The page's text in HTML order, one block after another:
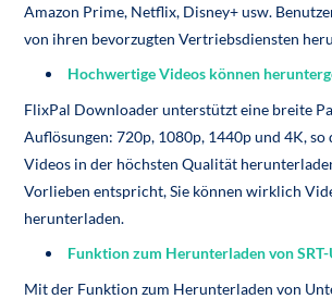
Amazon Prime, Netflix, Disney+ usw.
von ihren bevorzugten Vertriebsdiensten
Hochwertige Videos können
FlixPal Downloader unterstützt eine breite
Auflösungen: 720p, 1080p, 1440p und 4K, so
Videos in der höchsten Qualität
Vorlieben entspricht, Sie können wirklich
herunterladen.
Funktion zum Herunterladen von
Mit der Funktion zum Herunterladen von